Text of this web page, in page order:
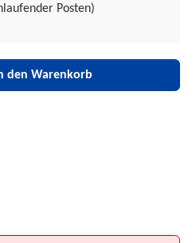
Posten)
Wert ein oder
den Warenkorb